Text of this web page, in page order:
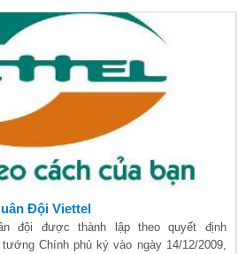
Đội Viettel
đội được thành lập theo quyết định
Chính phủ ký vào ngày 14/12/2009,